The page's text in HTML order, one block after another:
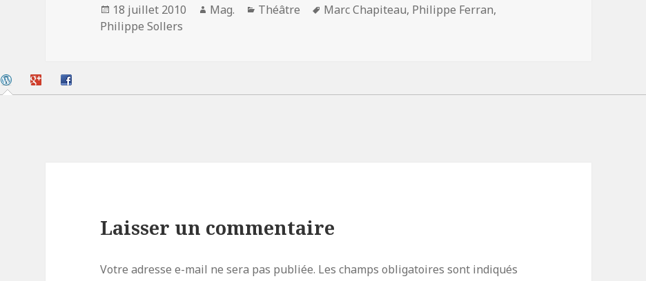
Publié
le
18 juillet 2010 Auteur
Mag. Catégories
Théâtre
Mots-
Marc Chapiteau, Philippe Ferran,
Philippe Sollers
Laisser un commentaire
Votre adresse e-mail ne sera pas publiée. Les champs obligatoires sont indiqués